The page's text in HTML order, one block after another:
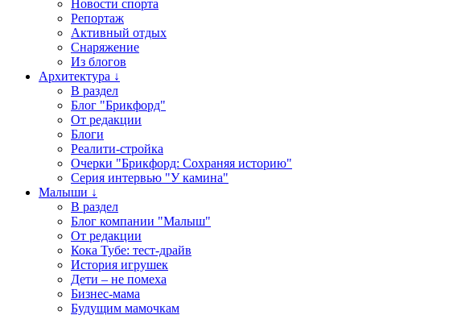
Новости спорта
Репортаж
Активный отдых
Снаряжение
Из блогов
Архитектура ↓
В раздел
Блог "Брикфорд"
От редакции
Блоги
Реалити-стройка
Очерки "Брикфорд: Сохраняя историю"
Серия интервью "У камина"
Малыши ↓
В раздел
Блог компании "Малыш"
От редакции
Кока Тубе: тест-драйв
История игрушек
Дети – не помеха
Бизнес-мама
Будущим мамочкам